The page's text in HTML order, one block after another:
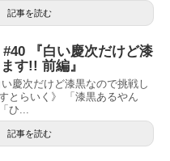
記事を読む
『白い慶次だけど漆
す!! 前編』
慶次だけど漆黒なので挑戦し
とらいく》 「漆黒あるやん
ひ...
記事を読む